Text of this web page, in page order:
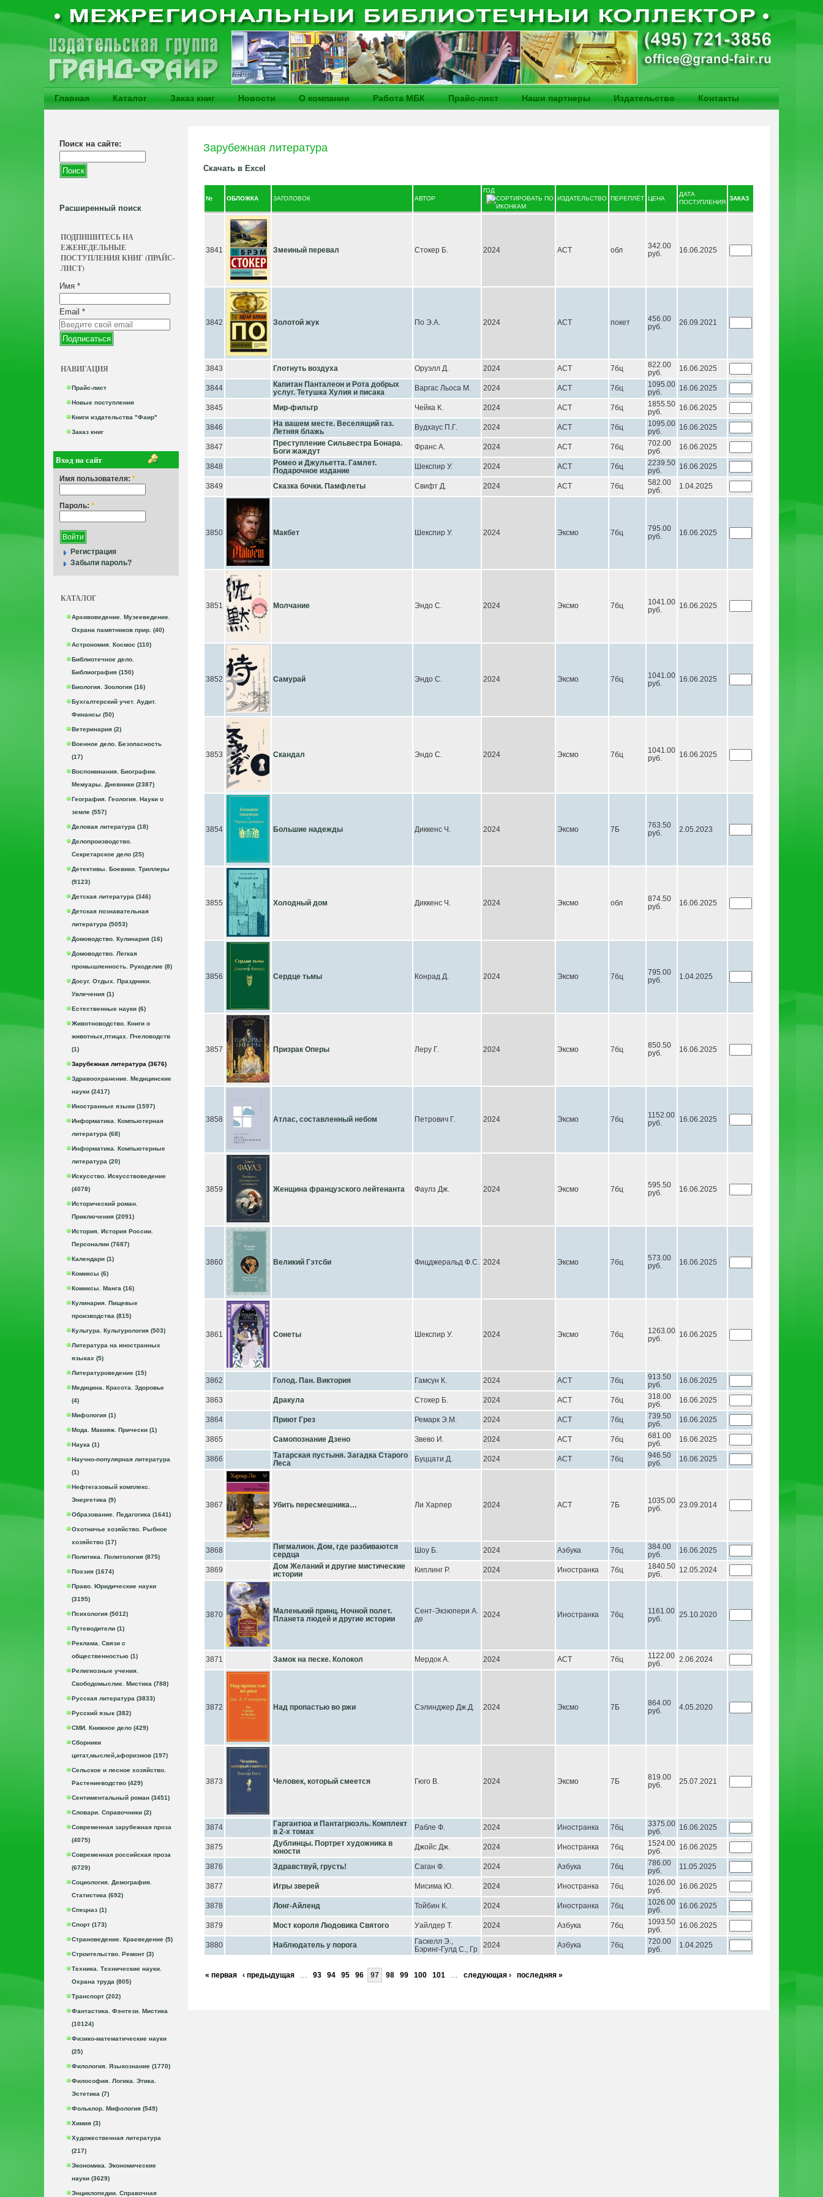
Главная Каталог Заказ книг Новости О компании Работа МБК Прайс-лист Наши партнеры Издательство Контакты
Поиск на сайте:
Расширенный поиск
ПОДПИШИТЕСЬ НА
ЕЖЕНЕДЕЛЬНЫЕ
ПОСТУПЛЕНИЯ КНИГ (ПРАЙС-
ЛИСТ)
Имя *
Email *
НАВИГАЦИЯ
Прайс-лист
Новые поступления
Книги издательства "Фаир"
Заказ книг
Вход на сайт
Имя пользователя: *
Пароль: *
Регистрация
Забыли пароль?
КАТАЛОГ
Архивоведение. Музееведение.
Охрана памятников прир. (40)
Астрономия. Космос (110)
Библиотечное дело.
Библиография (150)
Биология. Зоология (16)
Бухгалтерский учет. Аудит.
Финансы (50)
Ветеринария (2)
Военное дело. Безопасность
(17)
Воспоминания. Биографии.
Мемуары. Дневники (2387)
География. Геология. Науки о
земле (557)
Деловая литература (18)
Делопроизводство.
Секретарское дело (25)
Детективы. Боевики. Триллеры
(9123)
Детская литература (346)
Детская познавательная
литература (5053)
Домоводство. Кулинария (16)
Домоводство. Легкая
промышленность. Рукоделие (8)
Досуг. Отдых. Праздники.
Увлечения (1)
Естественные науки (6)
Животноводство. Книги о
животных,птицах. Пчеловодств
(1)
Зарубежная литература (3676)
Здравоохранение. Медицинские
науки (2417)
Иностранные языки (1597)
Информатика. Компьютерная
литература (68)
Информатика. Компьютерные
литература (20)
Искусство. Искусствоведение
(4078)
Исторический роман.
Приключения (2091)
История. История России.
Персоналии (7687)
Календари (1)
Комиксы (6)
Комиксы. Манга (16)
Кулинария. Пищевые
производства (815)
Культура. Культурология (503)
Литература на иностранных
языках (5)
Литературоведение (15)
Медицина. Красота. Здоровье
(4)
Мифология (1)
Мода. Макияж. Прически (1)
Наука (1)
Научно-популярная литература
(1)
Нефтегазовый комплекс.
Энергетика (9)
Образование. Педагогика (1641)
Охотничье хозяйство. Рыбное
хозяйство (17)
Политика. Политология (875)
Поэзия (1674)
Право. Юридические науки
(3195)
Психология (5012)
Путеводители (1)
Реклама. Связи с
общественностью (1)
Религиозные учения.
Свободомыслие. Мистика (788)
Русская литература (3833)
Русский язык (382)
СМИ. Книжное дело (429)
Сборники
цитат,мыслей,афоризмов (197)
Сельское и лесное хозяйство.
Растениеводство (429)
Сентиментальный роман (3451)
Словари. Справочники (2)
Современная зарубежная проза
(4075)
Современная российская проза
(6729)
Социология. Демография.
Статистика (692)
Спецназ (1)
Спорт (173)
Страноведение. Краеведение (5)
Строительство. Ремонт (3)
Техника. Технические науки.
Охрана труда (805)
Транспорт (202)
Фантастика. Фэнтези. Мистика
(10124)
Физико-математические науки
(25)
Филология. Языкознание (1770)
Философия. Логика. Этика.
Эстетика (7)
Фольклор. Мифология (549)
Химия (3)
Художественная литература
(217)
Экономика. Экономические
науки (3629)
Энциклопедии. Справочная
Зарубежная литература
Скачать в Excel
№ ОБЛОЖКА ЗАГОЛОВОК АВТОР
ГОД
ИЗДАТЕЛЬСТВО ПЕРЕПЛЁТ ЦЕНА
ДАТА
ПОСТУПЛЕНИЯ
ЗАКАЗ
3841 Змеиный перевал Стокер Б. 2024 АСТ обл
342.00
руб.
16.06.2025
3842 Золотой жук По Э.А. 2024 АСТ покет
456.00
руб.
26.09.2021
3843 Глотнуть воздуха Оруэлл Д. 2024 АСТ 7бц
822.00
руб.
16.06.2025
3844
Капитан Панталеон и Рота добрых
услуг. Тетушка Хулия и писака
Варгас Льоса М. 2024 АСТ 7бц
1095.00
руб.
16.06.2025
3845 Мир-фильтр Чейка К. 2024 АСТ 7бц
1855.50
руб.
16.06.2025
3846
На вашем месте. Веселящий газ.
Летняя блажь
Вудхаус П.Г. 2024 АСТ 7бц
1095.00
руб.
16.06.2025
3847
Преступление Сильвестра Бонара.
Боги жаждут
Франс А. 2024 АСТ 7бц
702.00
руб.
16.06.2025
3848
Ромео и Джульетта. Гамлет.
Подарочное издание
Шекспир У. 2024 АСТ 7бц
2239.50
руб.
16.06.2025
3849 Сказка бочки. Памфлеты Свифт Д. 2024 АСТ 7бц
582.00
руб.
1.04.2025
3850 Макбет Шекспир У. 2024 Эксмо 7бц
795.00
руб.
16.06.2025
3851 Молчание Эндо С. 2024 Эксмо 7бц
1041.00
руб.
16.06.2025
3852 Самурай Эндо С. 2024 Эксмо 7бц
1041.00
руб.
16.06.2025
3853 Скандал Эндо С. 2024 Эксмо 7бц
1041.00
руб.
16.06.2025
3854 Большие надежды Диккенс Ч. 2024 Эксмо 7Б
763.50
руб.
2.05.2023
3855 Холодный дом Диккенс Ч. 2024 Эксмо обл
874.50
руб.
16.06.2025
3856 Сердце тьмы Конрад Д. 2024 Эксмо 7бц
795.00
руб.
1.04.2025
3857 Призрак Оперы Леру Г. 2024 Эксмо 7бц
850.50
руб.
16.06.2025
3858 Атлас, составленный небом Петрович Г. 2024 Эксмо 7бц
1152.00
руб.
16.06.2025
3859 Женщина французского лейтенанта Фаулз Дж. 2024 Эксмо 7бц
595.50
руб.
16.06.2025
3860 Великий Гэтсби Фицджеральд Ф.С. 2024 Эксмо 7бц
573.00
руб.
16.06.2025
3861 Сонеты Шекспир У. 2024 Эксмо 7бц
1263.00
руб.
16.06.2025
3862 Голод. Пан. Виктория Гамсун К. 2024 АСТ 7бц
913.50
руб.
16.06.2025
3863 Дракула Стокер Б. 2024 АСТ 7бц
318.00
руб.
16.06.2025
3864 Приют Грез Ремарк Э.М. 2024 АСТ 7бц
739.50
руб.
16.06.2025
3865 Самопознание Дзено Звево И. 2024 АСТ 7бц
681.00
руб.
16.06.2025
3866
Татарская пустыня. Загадка Старого
Леса
Буццати Д. 2024 АСТ 7бц
946.50
руб.
16.06.2025
3867 Убить пересмешника… Ли Харпер 2024 АСТ 7Б
1035.00
руб.
23.09.2014
3868
Пигмалион. Дом, где разбиваются
сердца
Шоу Б. 2024 Азбука 7бц
384.00
руб.
16.06.2025
3869
Дом Желаний и другие мистические
истории
Киплинг Р. 2024 Иностранка 7бц
1840.50
руб.
12.05.2024
3870
Маленький принц. Ночной полет.
Планета людей и другие истории
Сент-Экзюпери А.
де
2024 Иностранка 7бц
1161.00
руб.
25.10.2020
3871 Замок на песке. Колокол Мердок А. 2024 АСТ 7бц
1122.00
руб.
2.06.2024
3872 Над пропастью во ржи Сэлинджер Дж.Д. 2024 Эксмо 7Б
864.00
руб.
4.05.2020
3873 Человек, который смеется Гюго В. 2024 Эксмо 7Б
819.00
руб.
25.07.2021
3874
Гаргантюа и Пантагрюэль. Комплект
в 2-х томах
Рабле Ф. 2024 Иностранка 7бц
3375.00
руб.
16.06.2025
3875
Дублинцы. Портрет художника в
юности
Джойс Дж. 2024 Иностранка 7бц
1524.00
руб.
16.06.2025
3876 Здравствуй, грусть! Саган Ф. 2024 Азбука 7бц
786.00
руб.
11.05.2025
3877 Игры зверей Мисима Ю. 2024 Иностранка 7бц
1026.00
руб.
16.06.2025
3878 Лонг-Айленд Тойбин К. 2024 Иностранка 7бц
1026.00
руб.
16.06.2025
3879 Мост короля Людовика Святого Уайлдер Т. 2024 Азбука 7бц
1093.50
руб.
16.06.2025
3880 Наблюдатель у порога
Гаскелл Э.,
Бэринг-Гулд С., Гр
2024 Азбука 7бц
720.00
руб.
1.04.2025
« первая ‹ предыдущая … 93 94 95 96 97 98 99 100 101 … следующая › последняя »